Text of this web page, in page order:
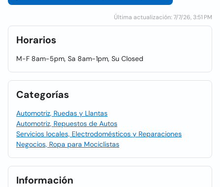
Última actualización: 7/7/26, 3:51 PM
Horarios
M-F 8am-5pm, Sa 8am-1pm, Su Closed
Categorías
Automotriz, Ruedas y Llantas
Automotriz, Repuestos de Autos
Servicios locales, Electrodomésticos y Reparaciones
Negocios, Ropa para Mociclistas
Información